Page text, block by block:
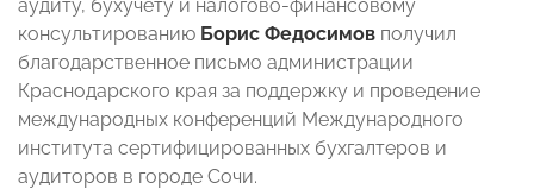
аудиту, бухучету и налогово-финансовому
консультированию Борис Федосимов получил
благодарственное письмо администрации
Краснодарского края за поддержку и проведение
международных конференций Международного
института сертифицированных бухгалтеров и
аудиторов в городе Сочи.